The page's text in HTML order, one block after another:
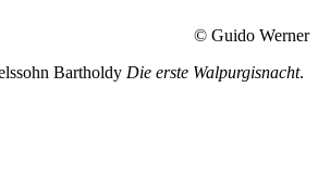
© Guido Werner
Bartholdy Die erste Walpurgisnacht.